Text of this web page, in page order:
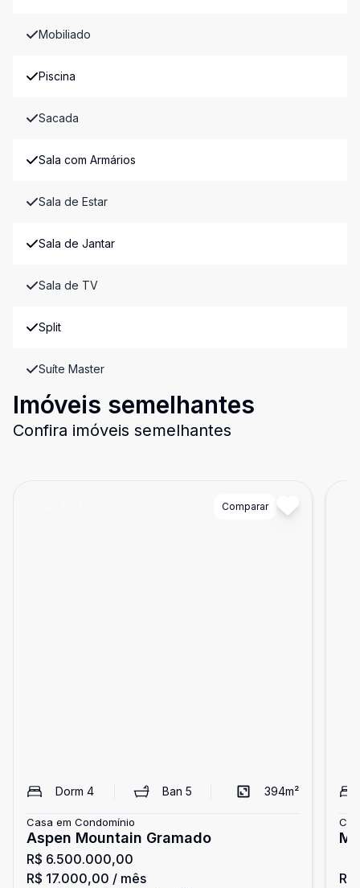
Mobiliado
Piscina
Sacada
Sala com Armários
Sala de Estar
Sala de Jantar
Sala de TV
Split
Suíte Master
Imóveis semelhantes
Confira imóveis semelhantes
Comparar
Dorm 4 Ban5 394m²
Casa em Condomínio
Aspen Mountain Gramado
R$ 6.500.000,00
R$ 17.000,00 / mês